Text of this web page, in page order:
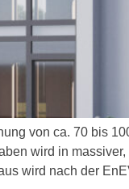
von ca. 70 bis
wird in
wird nach der